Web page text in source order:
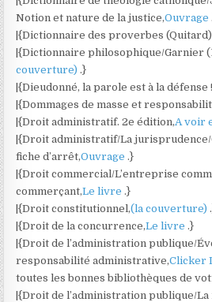
Notion et nature de la justice,Ouvrage
|{Dictionnaire des proverbes
|{Dictionnaire philosophique/Garnier
couverture).}
|{Dieudonné, la parole est à la défense
|{Dommages de masse et
|{Droit administratif. 2e édition,A voir
|{Droit administratif/La
fiche d’arrêt,Ouvrage.}
|{Droit commercial/L’entreprise
commerçant,Le livre.}
|{Droit constitutionnel,(la couverture)
|{Droit de la concurrence,Le livre.}
|{Droit de l’administration publique/
responsabilité administrative,Clicker
toutes les bonnes bibliothèques de
|{Droit de l’administration publique/